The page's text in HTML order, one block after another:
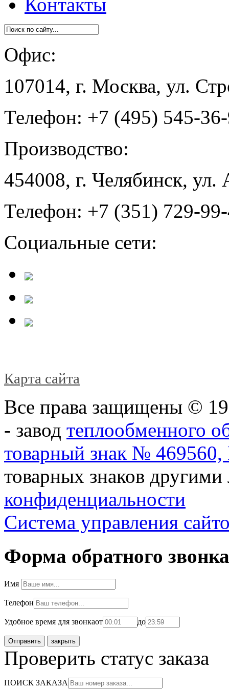
Офис:
107014, г. Москва, ул.
Телефон: +7 (495) 545-
Производство:
454008, г. Челябинск, ул.
Телефон: +7 (351) 729-
Социальные сети:
Карта сайта
Все права защищены ©
- завод теплообменного
товарный знак №
товарных знаков
конфиденциальности
Система управления
Форма обратного звонка
Имя
Телефон
Удобное время для звонкаот до
закрыть
Проверить статус заказа
ПОИСК ЗАКАЗА